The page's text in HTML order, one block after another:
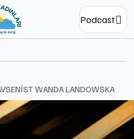
Podcast
WANDA LANDOWSKA